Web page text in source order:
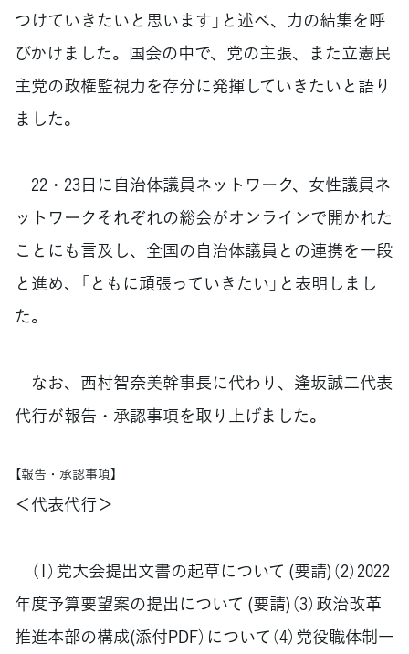
つけていきたいと思います」と述べ、力の結集を呼
びかけました。国会の中で、党の主張、また立憲民
主党の政権監視力を存分に発揮していきたいと語り
ました。
22・23日に自治体議員ネットワーク、女性議員ネ
ットワークそれぞれの総会がオンラインで開かれた
ことにも言及し、全国の自治体議員との連携を一段
と進め、「ともに頑張っていきたい」と表明しまし
た。
なお、西村智奈美幹事長に代わり、逢坂誠二代表
代行が報告・承認事項を取り上げました。
【報告・承認事項】
＜代表代行＞
（1）党大会提出文書の起草について (要請)（2）2022
年度予算要望案の提出について (要請)（3）政治改革
推進本部の構成(添付PDF）について（4）党役職体制一